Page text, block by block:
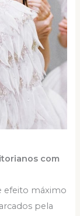
com
efeito máximo
pela